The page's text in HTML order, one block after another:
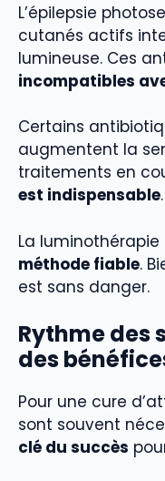
L’épilepsie
cutanés actifs
lumineuse. Ces
incompatibles
Certains
augmentent la
traitements en
est indispensable.
La
méthode fiable.
est sans danger.
Rythme des
des
Pour une cure
sont souvent
clé du succès